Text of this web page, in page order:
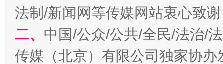
法制/新闻网等传媒网站衷心致
二、 中国/公众/公共/全民/法治/
传媒（北京）有限公司独家协